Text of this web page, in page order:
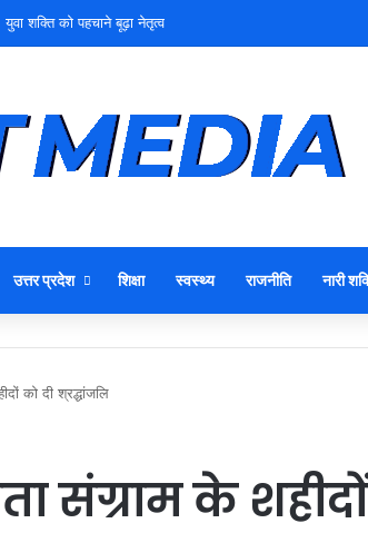
टीबी की समय पर जांच और पूरा इलाज ही बीमारी से बचाव का सबसे
उत्तर प्रदेश शिक्षा स्वस्थ्य राजनीति नारी
को दी श्रद्धांजलि
संग्राम के